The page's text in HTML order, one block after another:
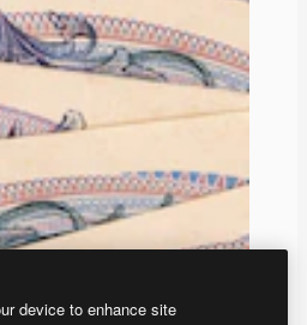
device to enhance site